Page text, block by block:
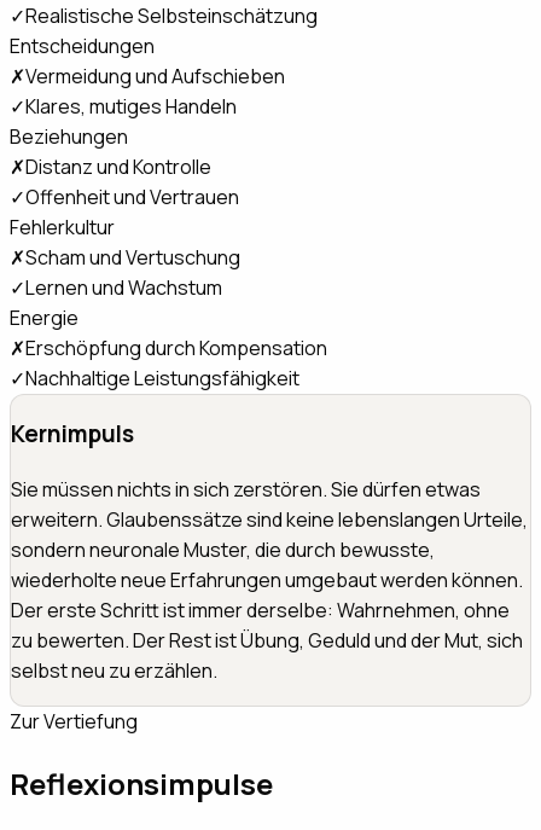
✓Realistische Selbsteinschätzung
Entscheidungen
✗Vermeidung und Aufschieben
✓Klares, mutiges Handeln
Beziehungen
✗Distanz und Kontrolle
✓Offenheit und Vertrauen
Fehlerkultur
✗Scham und Vertuschung
✓Lernen und Wachstum
Energie
✗Erschöpfung durch Kompensation
✓Nachhaltige Leistungsfähigkeit
Kernimpuls
Sie müssen nichts in sich zerstören. Sie dürfen etwas
erweitern. Glaubenssätze sind keine lebenslangen Urteile,
sondern neuronale Muster, die durch bewusste,
wiederholte neue Erfahrungen umgebaut werden können.
Der erste Schritt ist immer derselbe: Wahrnehmen, ohne
zu bewerten. Der Rest ist Übung, Geduld und der Mut, sich
selbst neu zu erzählen.
Zur Vertiefung
Reflexionsimpulse